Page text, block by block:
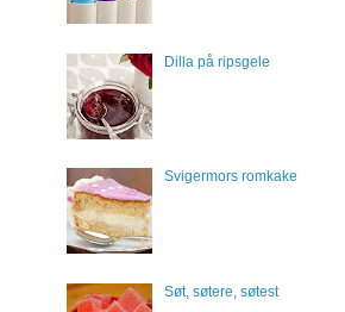
Dilla på ripsgele
Svigermors romkake
Søt, søtere, søtest